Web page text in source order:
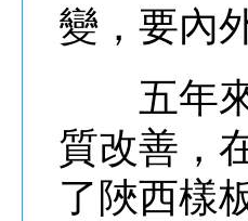
變，要內
五年來
質改善，
了陜西樣